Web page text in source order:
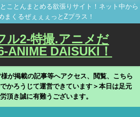
ことんまとめる欲張りサイト！ネット中から
まくるぜぇぇぇっとZプラス！
ル2-特撮.アニメだ
ANIME DAISUKI！
が掲載の記事等へアクセス、閲覧、こちら
かろうじて運営できています＞本日は足元
頂き誠に有難うございます。